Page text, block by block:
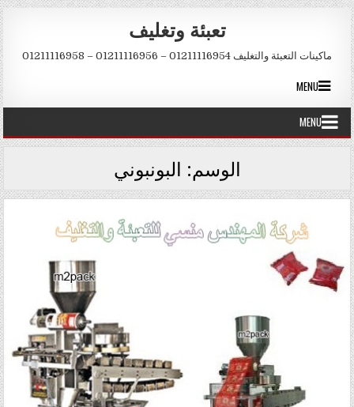
Skip to content
تعبئة وتغليف
ماكينات التعبئة والتغليف 01211116954 – 01211116956 – 01211116958
MENU
MENU
الوسم: البونبوني